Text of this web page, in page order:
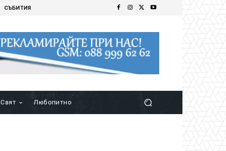
СЪБИТИЯ
Свят Любопитно